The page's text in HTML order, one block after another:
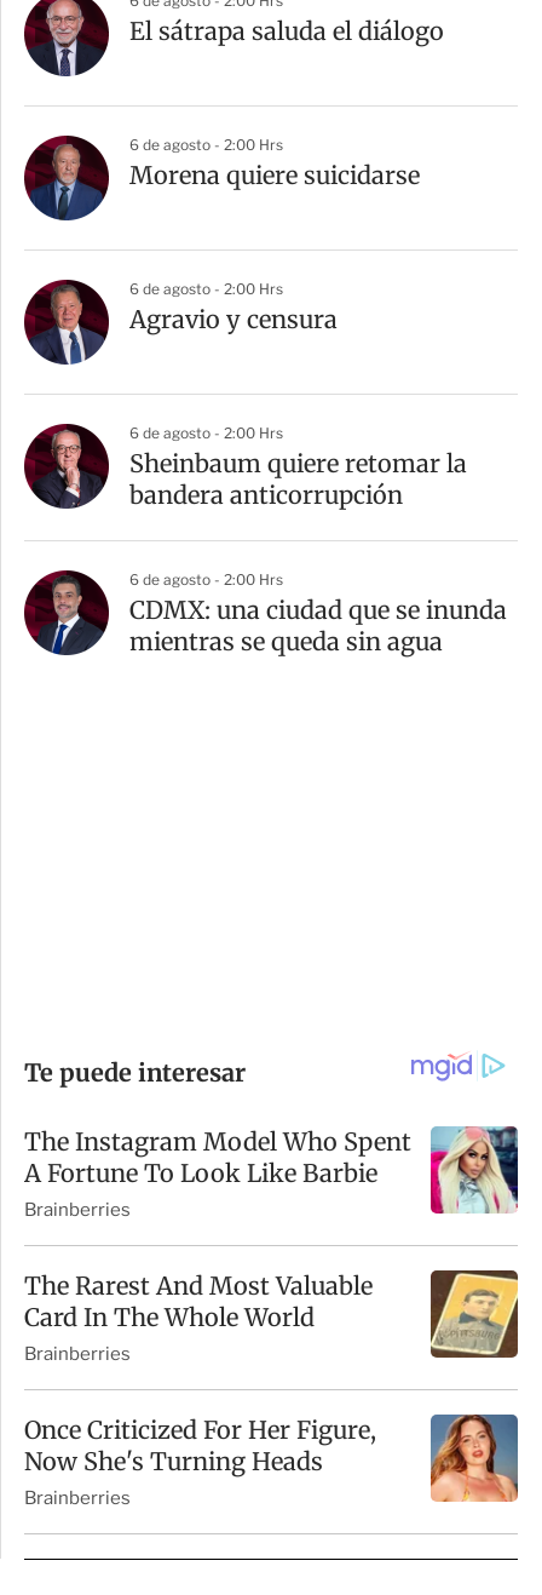
El sátrapa saluda el diálogo
6 de agosto - 2:00 Hrs
Morena quiere suicidarse
6 de agosto - 2:00 Hrs
Agravio y censura
6 de agosto - 2:00 Hrs
Sheinbaum quiere retomar la
bandera anticorrupción
6 de agosto - 2:00 Hrs
CDMX: una ciudad que se inunda
mientras se queda sin agua